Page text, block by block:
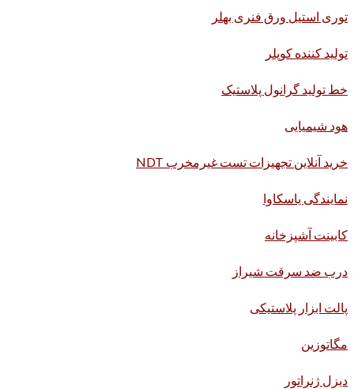
توری استیل ورق فنری بهلر
تولید کننده کوپلر
خط تولید گرانول پلاستیک
هود شیمیایی
خرید آنلاین تجهیزات تست غیرمخرب NDT
نمایندگی یاسکاوا
کابینت آشپزخانه
درب ضد سرقت شیراز
پالت ابزار پلاستیکی
مگاتوزین
دیزل ژنراتور